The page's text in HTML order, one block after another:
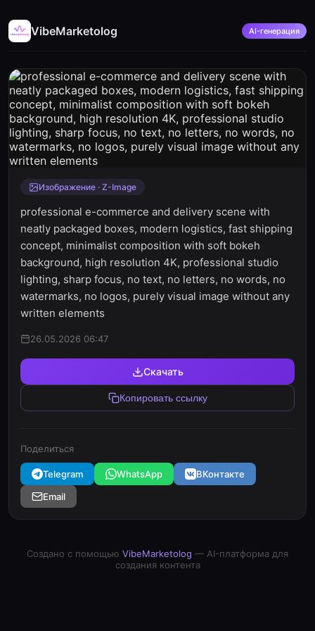
VibeMarketolog AI-генерация
Изображение · Z-Image
professional e-commerce and delivery scene with
neatly packaged boxes, modern logistics, fast shipping
concept, minimalist composition with soft bokeh
background, high resolution 4K, professional studio
lighting, sharp focus, no text, no letters, no words, no
watermarks, no logos, purely visual image without any
written elements
26.05.2026 06:47
Скачать
Копировать ссылку
Поделиться
Telegram WhatsApp
ВКонтакте
Email
Создано с помощью VibeMarketolog — AI-платформа для
создания контента